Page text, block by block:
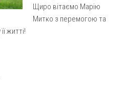
народу (м. Полтава)
(м. Полтава)
Богородиці (с. Шевченки)
Богородиці (с. Дашківка)
Щиро вітаємо Марію
Митко з перемогою та
житті!